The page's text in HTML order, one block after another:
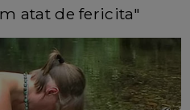
atat de fericita"